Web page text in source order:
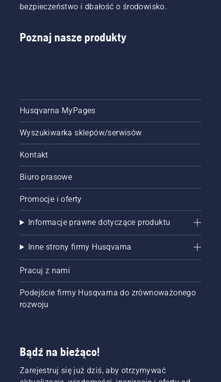
bezpieczeństwo i dbałość o środowisko.
Poznaj nasze produkty
Husqvarna MyPages
Wyszukiwarka sklepów/serwisów
Kontakt
Biuro prasowe
Promocje i oferty
Informacje prawne dotyczące produktu
Inne strony firmy Husqvarna
Pracuj z nami
Podejście firmy Husqvarna do zrównoważonego
rozwoju
Bądź na bieżąco!
Zarejestruj się już dziś, aby otrzymywać